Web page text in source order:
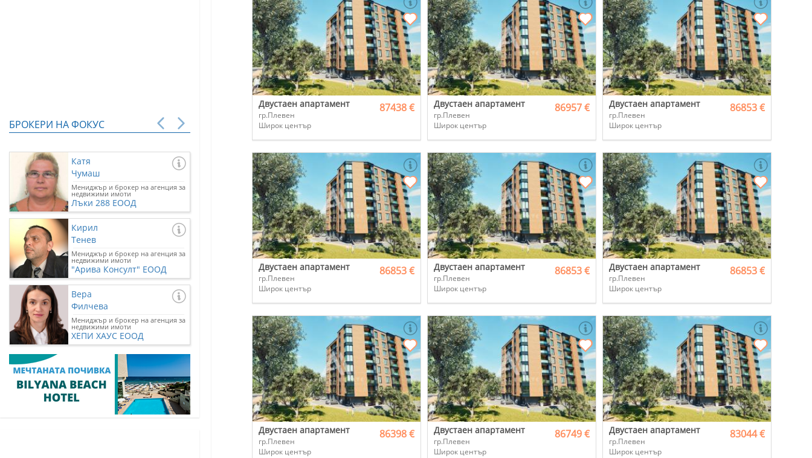
БРОКЕРИ НА ФОКУС
Катя
Чумаш
Мениджър и брокер на агенция за
недвижими имоти
Лъки 288 ЕООД
Кирил
Тенев
Мениджър и брокер на агенция за
недвижими имоти
"Арива Консулт" ЕООД
Вера
Филчева
Мениджър и брокер на агенция за
недвижими имоти
ХЕПИ ХАУС ЕООД
Двустаен апартамент
гр.Плевен
Широк център
87438 € Двустаен апартамент
гр.Плевен
Широк център
86957 € Двустаен апартамент
гр.Плевен
Широк център
86853 €
Двустаен апартамент
гр.Плевен
Широк център
86853 € Двустаен апартамент
гр.Плевен
Широк център
86853 € Двустаен апартамент
гр.Плевен
Широк център
86853 €
Двустаен апартамент
гр.Плевен
Широк център
86398 € Двустаен апартамент
гр.Плевен
Широк център
86749 € Двустаен апартамент
гр.Плевен
Широк център
83044 €